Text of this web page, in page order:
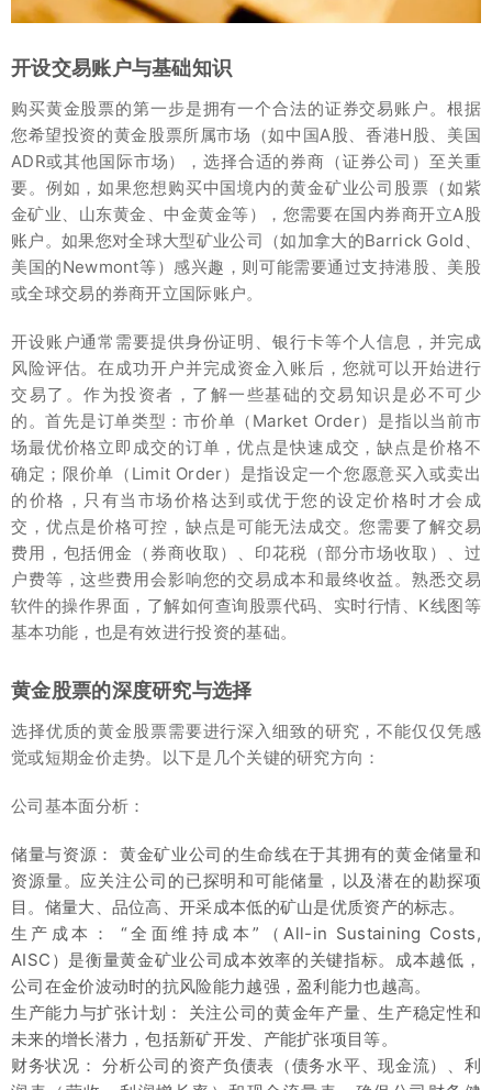
开设交易账户与基础知识
购买黄金股票的第一步是拥有一个合法的证券交易账户。根据
您希望投资的黄金股票所属市场（如中国A股、香港H股、美国
ADR或其他国际市场），选择合适的券商（证券公司）至关重
要。例如，如果您想购买中国境内的黄金矿业公司股票（如紫
金矿业、山东黄金、中金黄金等），您需要在国内券商开立A股
账户。如果您对全球大型矿业公司（如加拿大的Barrick Gold、
美国的Newmont等）感兴趣，则可能需要通过支持港股、美股
或全球交易的券商开立国际账户。
开设账户通常需要提供身份证明、银行卡等个人信息，并完成
风险评估。在成功开户并完成资金入账后，您就可以开始进行
交易了。作为投资者，了解一些基础的交易知识是必不可少
的。首先是订单类型：市价单（Market Order）是指以当前市
场最优价格立即成交的订单，优点是快速成交，缺点是价格不
确定；限价单（Limit Order）是指设定一个您愿意买入或卖出
的价格，只有当市场价格达到或优于您的设定价格时才会成
交，优点是价格可控，缺点是可能无法成交。您需要了解交易
费用，包括佣金（券商收取）、印花税（部分市场收取）、过
户费等，这些费用会影响您的交易成本和最终收益。熟悉交易
软件的操作界面，了解如何查询股票代码、实时行情、K线图等
基本功能，也是有效进行投资的基础。
黄金股票的深度研究与选择
选择优质的黄金股票需要进行深入细致的研究，不能仅仅凭感
觉或短期金价走势。以下是几个关键的研究方向：
公司基本面分析：
储量与资源： 黄金矿业公司的生命线在于其拥有的黄金储量和
资源量。应关注公司的已探明和可能储量，以及潜在的勘探项
目。储量大、品位高、开采成本低的矿山是优质资产的标志。
生产成本： “全面维持成本”（All-in Sustaining Costs,
AISC）是衡量黄金矿业公司成本效率的关键指标。成本越低，
公司在金价波动时的抗风险能力越强，盈利能力也越高。
生产能力与扩张计划： 关注公司的黄金年产量、生产稳定性和
未来的增长潜力，包括新矿开发、产能扩张项目等。
财务状况： 分析公司的资产负债表（债务水平、现金流）、利